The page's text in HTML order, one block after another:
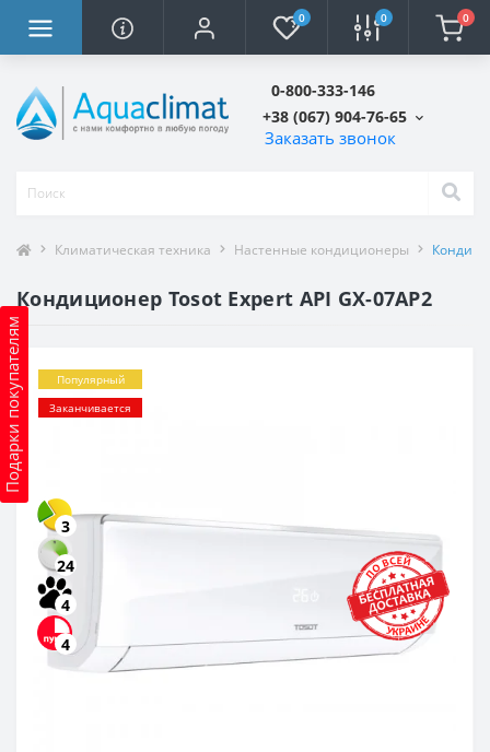
0 0 0
0-800-333-146
+38 (067) 904-76-65
Заказать звонок
Подарки покупателям
Климатическая техника Настенные кондиционеры
Кондиционер Tosot Expert API GX-07AP2
Популярный
Заканчивается
3
24
4
4